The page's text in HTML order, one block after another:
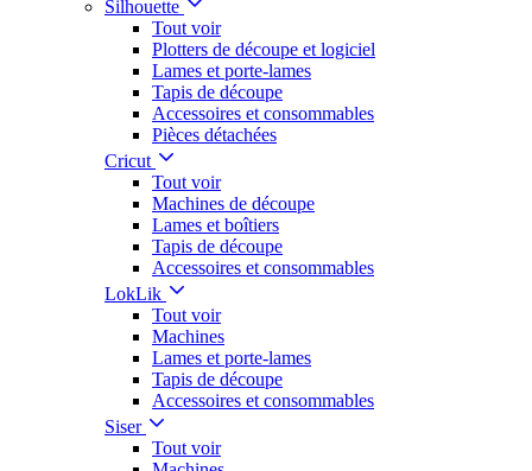
Silhouette
Tout voir
Plotters de découpe et logiciel
Lames et porte-lames
Tapis de découpe
Accessoires et consommables
Pièces détachées
Cricut
Tout voir
Machines de découpe
Lames et boîtiers
Tapis de découpe
Accessoires et consommables
LokLik
Tout voir
Machines
Lames et porte-lames
Tapis de découpe
Accessoires et consommables
Siser
Tout voir